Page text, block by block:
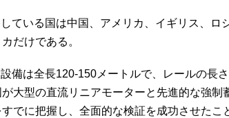
ている国は中国、アメリカ、イギリス、ロ
だけである。
備は全長120-150メートルで、レールの長
大型の直流リニアモーターと先進的な強
でに把握し、全面的な検証を成功させたこ